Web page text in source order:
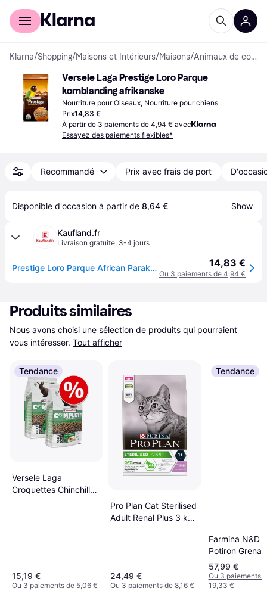
Acheter avec Klarna
Klarna/Shopping/Maisons et Intérieurs/Maisons/ Animaux de compagnie
Versele Laga Prestige Loro Parque
kornblanding afrikanske
Nourriture pour Oiseaux, Nourriture pour chiens
Prix14,83 €
À partir de 3 paiements de 4,94 € avec
Essayez des paiements flexibles*
Recommandé Prix avec frais de port
Disponible d'occasion à partir de 8,64 € Show
Kaufland.fr
Livraison gratuite, 3-4 jours
Prestige Loro Parque African Parakeet Mix - 1 kg 14,83 €
Ou 3 paiements de 4,94 €
Produits similaires
Nous avons choisi une sélection de produits qui pourraient
vous intéresser. Tout afficher
Tendance
Versele Laga
Croquettes Chinchilla
15,19 €
Ou 3 paiements de 5,06 €
Pro Plan Cat Sterilised
Adult Renal Plus 3 kg
24,49 €
Ou 3 paiements de 8,16 €
Tendance
Farmina N&D
Potiron
12kg
57,99 €
Ou 3 paiements
19,33 €